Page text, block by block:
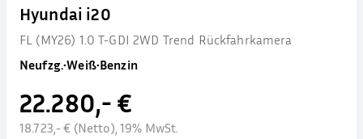
Hyundai i20
FL (MY26) 1.0 T-GDI 2WD Trend Rückfahrkamera
Neufzg.•Weiß•Benzin
22.280,- €
18.723,- € (Netto), 19% MwSt.